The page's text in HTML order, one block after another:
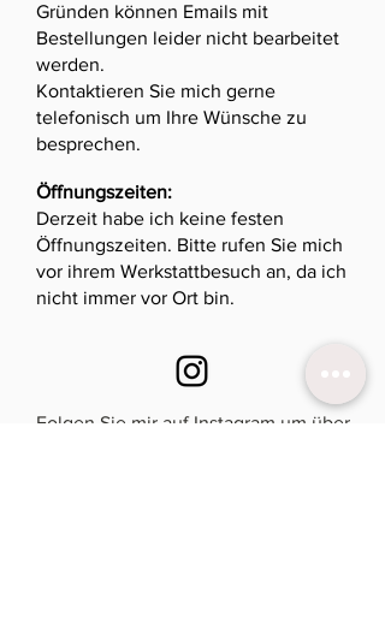
Gründen können Emails mit
Bestellungen leider nicht bearbeitet
werden.
Kontaktieren Sie mich gerne
telefonisch um Ihre Wünsche zu
besprechen.
Öffnungszeiten:
Derzeit habe ich keine festen
Öffnungszeiten. Bitte rufen Sie mich
vor ihrem Werkstattbesuch an, da ich
nicht immer vor Ort bin.
Folgen Sie mir auf Instagram um über